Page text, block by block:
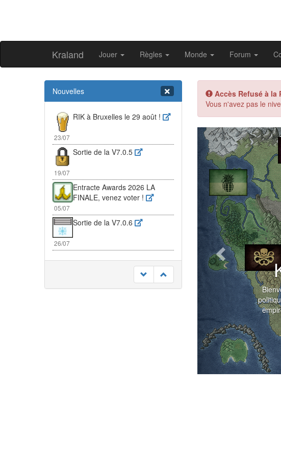
Kraland Jouer Règles Monde Forum
Nouvelles
23/07
RIK à Bruxelles le 29 août !
19/07
Sortie de la V7.0.5
05/07
Entracte Awards 2026 LA
FINALE, venez voter !
26/07
Sortie de la V7.0.6
RIK à Bruxelles le 29 août !
Accès Refusé à la
Vous n'avez pas le
Previous